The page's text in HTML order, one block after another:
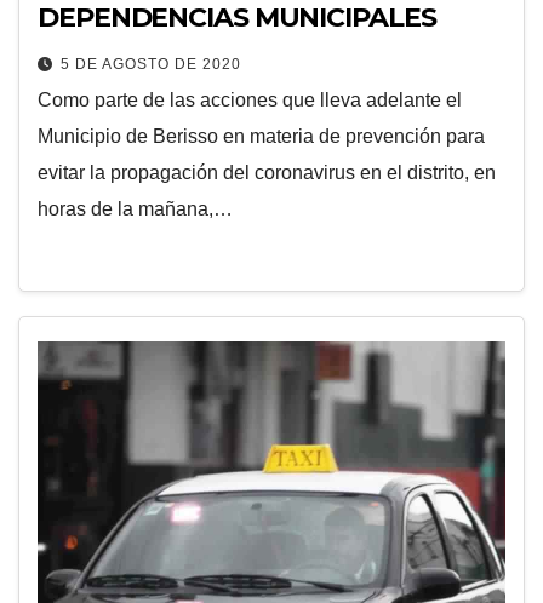
DEPENDENCIAS MUNICIPALES
5 DE AGOSTO DE 2020
Como parte de las acciones que lleva adelante el
Municipio de Berisso en materia de prevención para
evitar la propagación del coronavirus en el distrito, en
horas de la mañana,…